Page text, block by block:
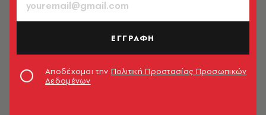
ΕΓΓΡΑΦΗ
Αποδέχομαι την Πολιτική Προστασίας Προσωπικών
Δεδομένων